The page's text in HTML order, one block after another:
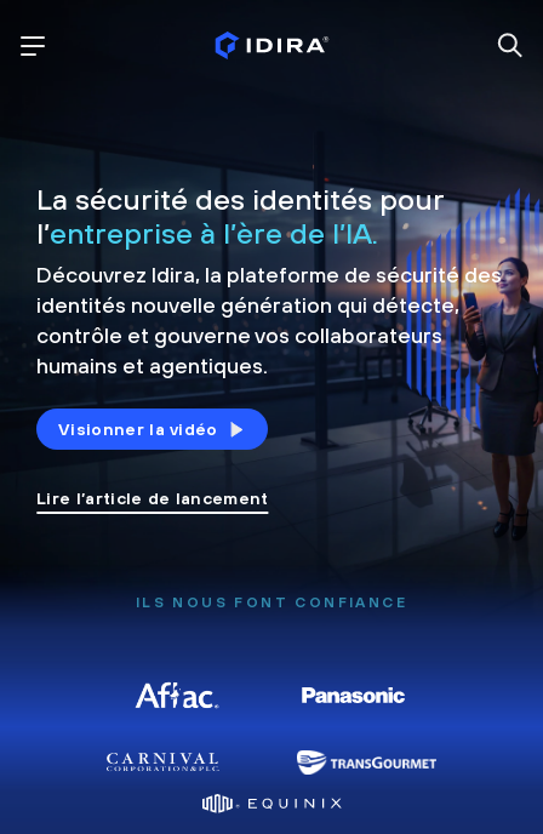
La sécurité des identités pour
l’entreprise à l’ère de l’IA.
Découvrez Idira, la plateforme de sécuritédes
identités nouvelle génération qui détecte,
contrôle et gouverne vos collaborateurs
humains et agentiques.
Visionner la vidéo
Lire l’article de lancement
ILS NOUS FONT CONFIANCE